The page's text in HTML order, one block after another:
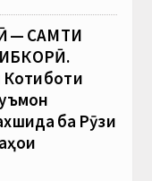
— САМТИ
ба Рӯзи